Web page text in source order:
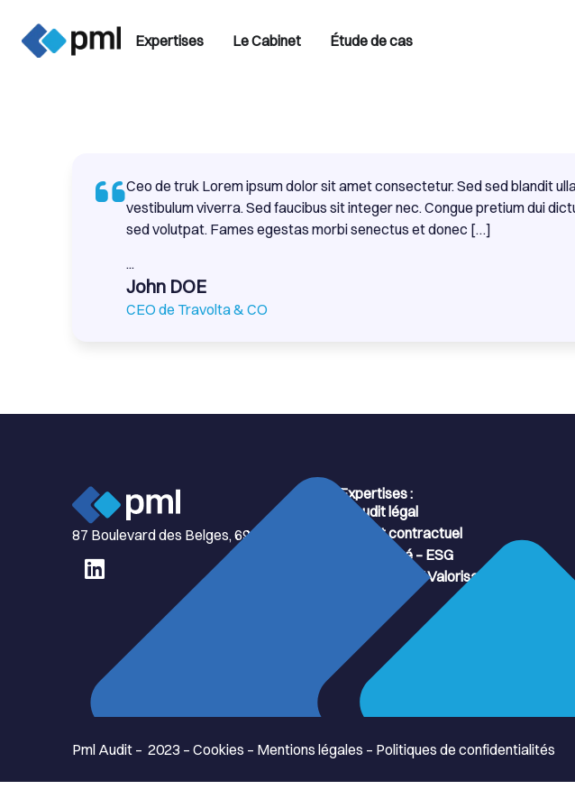
Expertises Le Cabinet Étude de cas
Ceo de truk Lorem ipsum dolor sit amet consectetur. Sed sed blandit
vestibulum viverra. Sed faucibus sit integer nec. Congue pretium dui
sed volutpat. Fames egestas morbi senectus et donec […]
...
John DOE
CEO de Travolta & CO
87 Boulevard des Belges, 69006 Lyon
Expertises :
Audit légal
Audit contractuel
Durabilité – ESG
Évaluation / Valorisation
Pml Audit – 2023 – Cookies – Mentions légales – Politiques de confidentialités